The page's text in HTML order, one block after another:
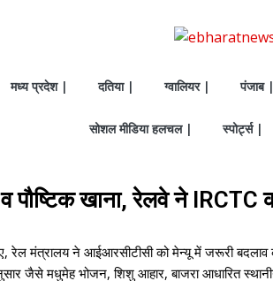
मध्य प्रदेश | दतिया | ग्वालियर | पंजाब |
सोशल मीडिया हलचल | स्पोर्ट्स |
पौष्टिक खाना, रेलवे ने IRCTC
मंत्रालय ने आईआरसीटीसी को मेन्यू में जरूरी बदलाव
जैसे मधुमेह भोजन, शिशु आहार, बाजरा आधारित